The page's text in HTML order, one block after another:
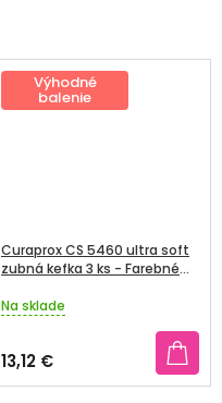
Výhodné
balenie
Curaprox CS 5460 ultra soft
zubná kefka 3 ks - Farebné
Priemerné
produktu
je
5,0
Na sklade
13,12 €